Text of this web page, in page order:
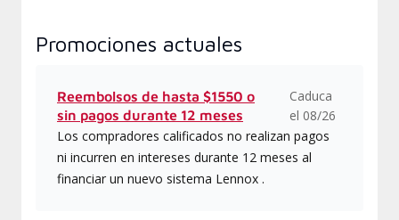
Promociones actuales
Reembolsos de hasta $1550 o
sin pagos durante 12 meses
Caduca
el 08/26
Los compradores calificados no realizan pagos
ni incurren en intereses durante 12 meses al
financiar un nuevo sistema Lennox .